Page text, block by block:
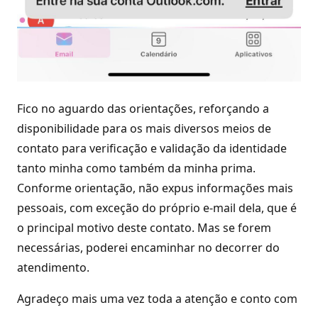
Fico no aguardo das orientações, reforçando a
disponibilidade para os mais diversos meios de
contato para verificação e validação da identidade
tanto minha como também da minha prima.
Conforme orientação, não expus informações mais
pessoais, com exceção do próprio e-mail dela, que é
o principal motivo deste contato. Mas se forem
necessárias, poderei encaminhar no decorrer do
atendimento.
Agradeço mais uma vez toda a atenção e conto com